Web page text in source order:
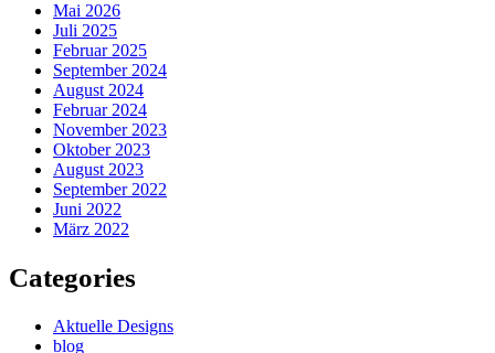
Mai 2026
Juli 2025
Februar 2025
September 2024
August 2024
Februar 2024
November 2023
Oktober 2023
August 2023
September 2022
Juni 2022
März 2022
Categories
Aktuelle Designs
blog